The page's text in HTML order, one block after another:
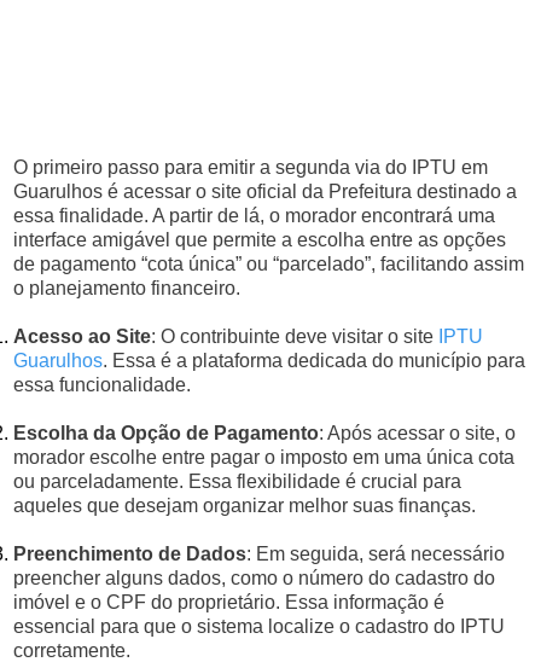
O primeiro passo para emitir a segunda via do IPTU em
Guarulhos é acessar o site oficial da Prefeitura destinado a
essa finalidade. A partir de lá, o morador encontrará uma
interface amigável que permite a escolha entre as opções
de pagamento “cota única” ou “parcelado”, facilitando assim
o planejamento financeiro.
Acesso ao Site: O contribuinte deve visitar o site IPTU
Guarulhos. Essa é a plataforma dedicada do município para
essa funcionalidade.
Escolha da Opção de Pagamento: Após acessar o site, o
morador escolhe entre pagar o imposto em uma única cota
ou parceladamente. Essa flexibilidade é crucial para
aqueles que desejam organizar melhor suas finanças.
Preenchimento de Dados: Em seguida, será necessário
preencher alguns dados, como o número do cadastro do
imóvel e o CPF do proprietário. Essa informação é
essencial para que o sistema localize o cadastro do IPTU
corretamente.